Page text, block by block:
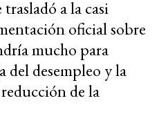
a la casi
oficial sobre
mucho para
del desempleo y la
de la